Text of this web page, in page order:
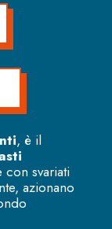
, è il
con svariati
azionano